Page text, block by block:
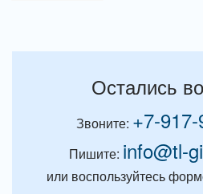
Остались
Звоните: +7-
Пишите: info@tl-
или воспользуйтесь